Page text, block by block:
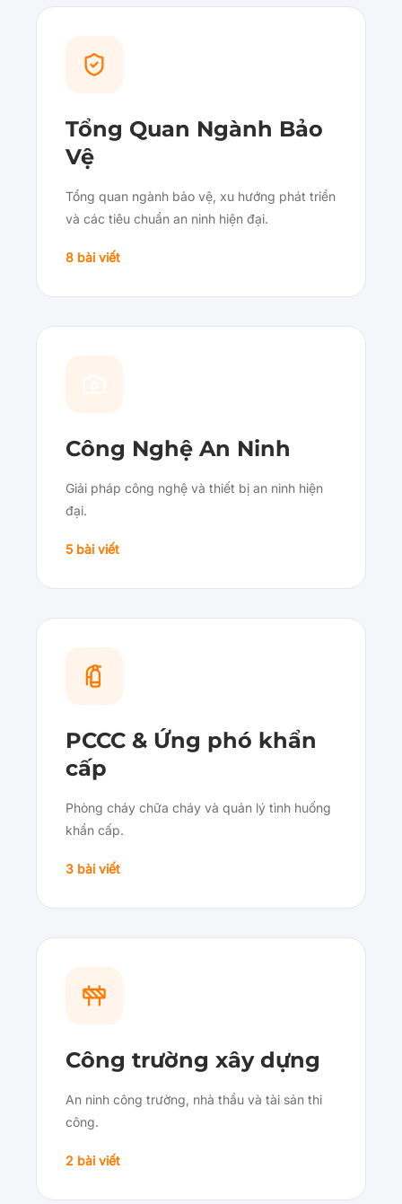
Tổng Quan Ngành Bảo
Vệ
Tổng quan ngành bảo vệ, xu hướng phát triển
và các tiêu chuẩn an ninh hiện đại.
8 bài viết
Công Nghệ An Ninh
Giải pháp công nghệ và thiết bị an ninh hiện
đại.
5 bài viết
PCCC & Ứng phó khẩn
cấp
Phòng cháy chữa cháy và quản lý tình huống
khẩn cấp.
3 bài viết
Công trường xây dựng
An ninh công trường, nhà thầu và tài sản thi
công.
2 bài viết